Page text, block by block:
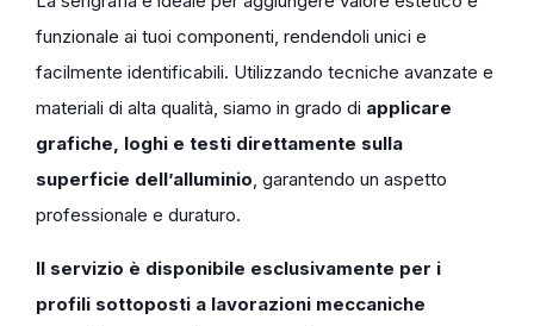
funzionale ai tuoi componenti, rendendoli unici e
facilmente identificabili. Utilizzando tecniche avanzate e
materiali di alta qualità, siamo in grado di applicare
grafiche, loghi e testi direttamente sulla
superficie dell’alluminio , garantendo un aspetto
professionale e duraturo.
Il servizio è disponibile esclusivamente per i
profili sottoposti a lavorazioni meccaniche